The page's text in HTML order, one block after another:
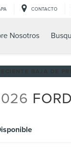
CONTACTO
Nosotros